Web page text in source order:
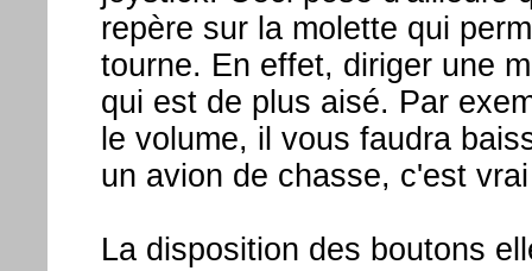
repère sur la molette qui
tourne. En effet, diriger une
qui est de plus aisé. Par
le volume, il vous faudra
un avion de chasse, c'est
La disposition des boutons